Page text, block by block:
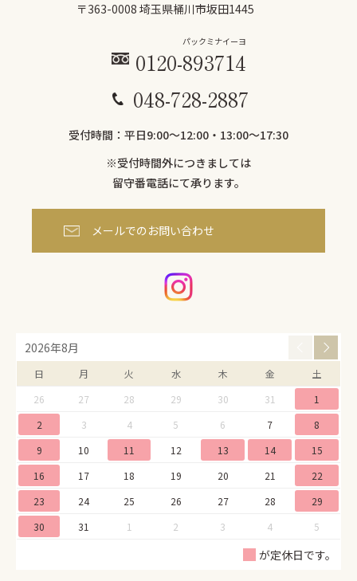
〒363-0008 埼玉県桶川市坂田1445
0120-893
パックミ
714
ナイーヨ
048-728-2887
受付時間：平日9:00〜12:00・13:00～17:30
※受付時間外につきましては
留守番電話にて承ります。
メールでのお問い合わせ
2026年8月
日 月 火 水 木 金
土
26
27 28 29 30 31
1
2
3 4 5 6 7
8
9
10 11 12 13 14
15
16
17 18 19 20 21
22
23
24 25 26 27 28
29
30
31 1 2 3 4 5
が定休日です。